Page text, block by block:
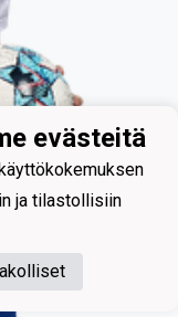
evästeitä
ja tilastollisiin